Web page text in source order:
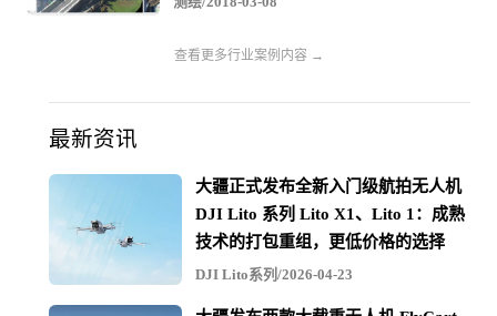
查看更多行业案例内容 →
最新资讯
大疆正式发布全新入门级航拍无人机
DJI Lito 系列 Lito X1、Lito 1：成熟
技术的打包重组，更低价格的选择
DJI Lito系列/2026-04-23